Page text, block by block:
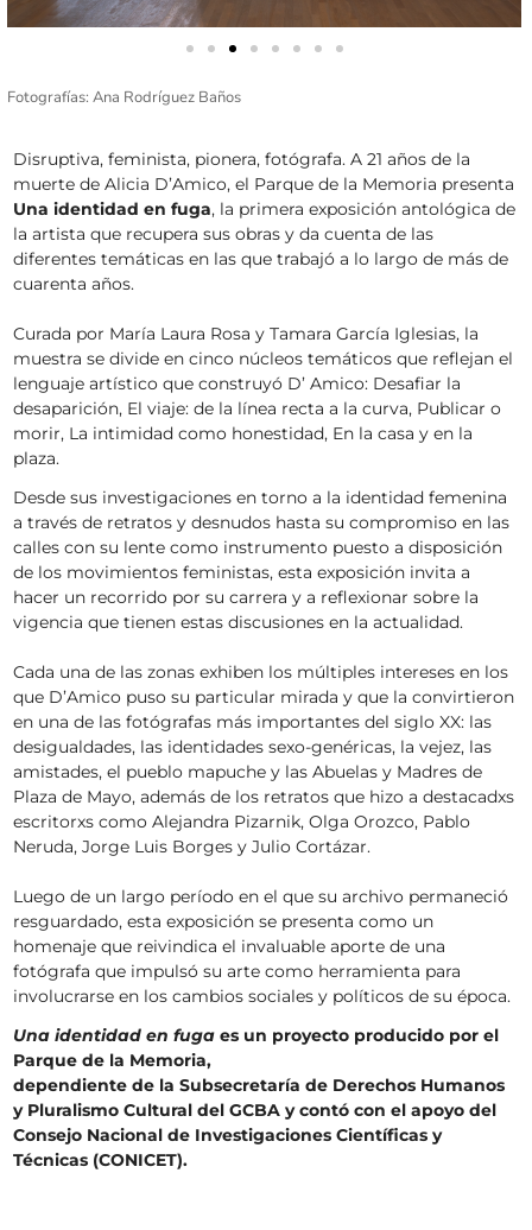
Fotografías: Ana Rodríguez Baños
Disruptiva, feminista, pionera, fotógrafa. A 21 años de la
muerte de Alicia D’Amico, el Parque de la Memoria presenta
Una identidad en fuga, la primera exposición antológica de
la artista que recupera sus obras y da cuenta de las
diferentes temáticas en las que trabajó a lo largo de más de
cuarenta años.
Curada por María Laura Rosa y Tamara García Iglesias, la
muestra se divide en cinco núcleos temáticos que reflejan el
lenguaje artístico que construyó D’ Amico: Desafiar la
desaparición, El viaje: de la línea recta a la curva, Publicar o
morir, La intimidad como honestidad, En la casa y en la
plaza.
Desde sus investigaciones en torno a la identidad femenina
a través de retratos y desnudos hasta su compromiso en las
calles con su lente como instrumento puesto a disposición
de los movimientos feministas, esta exposición invita a
hacer un recorrido por su carrera y a reflexionar sobre la
vigencia que tienen estas discusiones en la actualidad.
Cada una de las zonas exhiben los múltiples intereses en los
que D’Amico puso su particular mirada y que la convirtieron
en una de las fotógrafas más importantes del siglo XX: las
desigualdades, las identidades sexo-genéricas, la vejez, las
amistades, el pueblo mapuche y las Abuelas y Madres de
Plaza de Mayo, además de los retratos que hizo a destacadxs
escritorxs como Alejandra Pizarnik, Olga Orozco, Pablo
Neruda, Jorge Luis Borges y Julio Cortázar.
Luego de un largo período en el que su archivo permaneció
resguardado, esta exposición se presenta como un
homenaje que reivindica el invaluable aporte de una
fotógrafa que impulsó su arte como herramienta para
involucrarse en los cambios sociales y políticos de su época.
Una identidad en fuga es un proyecto producido por el
Parque de la Memoria,
dependiente de la Subsecretaría de Derechos Humanos
y Pluralismo Cultural del GCBA y contó con el apoyo del
Consejo Nacional de Investigaciones Científicas y
Técnicas (CONICET).